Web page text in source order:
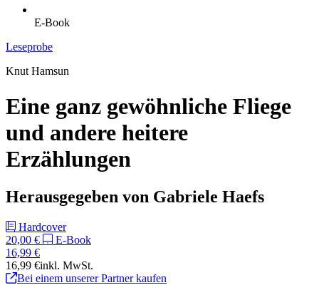
E-Book
Leseprobe
Knut Hamsun
Eine ganz gewöhnliche Fliege
und andere heitere
Erzählungen
Herausgegeben von Gabriele Haefs
Hardcover
20,00 €
E-Book
16,99 €
16,99 €inkl. MwSt.
Bei einem unserer Partner kaufen